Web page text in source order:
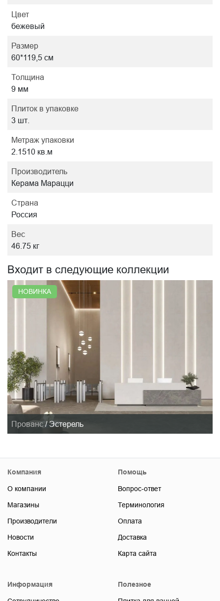
Цвет
бежевый
Размер
60*119,5 см
Толщина
9 мм
Плиток в упаковке
3 шт.
Метраж упаковки
2.1510 кв.м
Производитель
Керама Марацци
Страна
Россия
Вес
46.75 кг
Входит в следующие коллекции
НОВИНКА
Прованс / Эстерель
Компания
О компании
Магазины
Производители
Новости
Контакты
Помощь
Вопрос-ответ
Терминология
Оплата
Доставка
Карта сайта
Информация Полезное